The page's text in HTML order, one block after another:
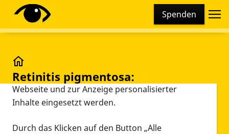
Spenden
Retinitis pigmentosa:
Optogenetische Therapie MCO-
010 - Ergebnisse der
RESTORE/REMAIN Studie
Diese Webseite setzt verschiedene Cookies und
Tracking-Tools ein. Dies beinhaltet Cookies und
technisch notwendig sind, die zu statistischen
Zwecken sowie zur besseren Bedienbarkeit der
Webseite und zur Anzeige personalisierter
Inhalte eingesetzt werden.
Durch das Klicken auf den Button „Alle